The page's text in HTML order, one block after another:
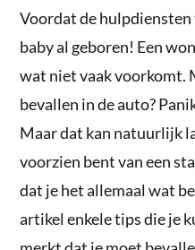
Voordat de hulpdiensten
baby al geboren! Een
wat niet vaak voorkomt.
bevallen in de auto?
Maar dat kan natuurlijk
voorzien bent van een
dat je het allemaal wat
artikel enkele tips die je